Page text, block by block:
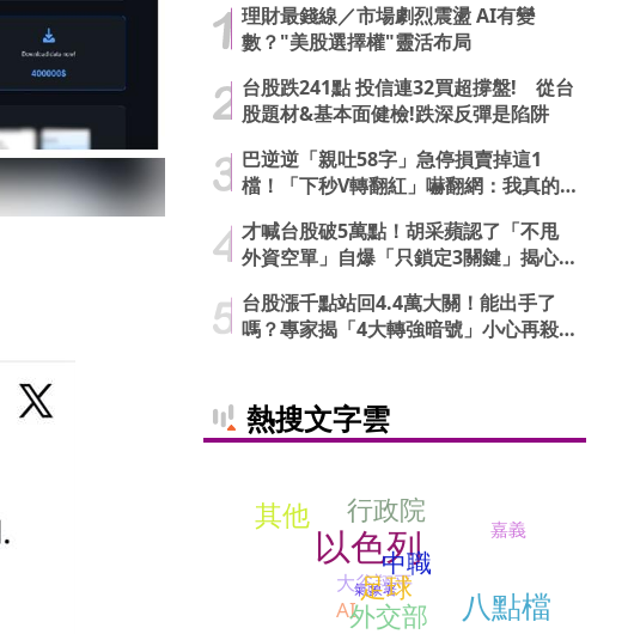
理財最錢線／市場劇烈震盪 AI有變
數？"美股選擇權"靈活布局
台股跌241點 投信連32買超撐盤! 從台
股題材&基本面健檢!跌深反彈是陷阱
巴逆逆「親吐58字」急停損賣掉這1
檔！「下秒V轉翻紅」嚇翻網：我真的
才喊台股破5萬點！胡采蘋認了「不甩
外資空單」自爆「只鎖定3關鍵」揭心
台股漲千點站回4.4萬大關！能出手了
嗎？專家揭「4大轉強暗號」小心再殺
熱搜文字雲
行政院
氣象署
以色列 嘉義
AI 八點檔
大谷翔平
足球
其他
外交部
中職